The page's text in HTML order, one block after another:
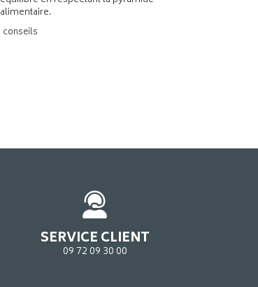
alimentaire.
conseils
SERVICE CLIENT
09 72 09 30 00